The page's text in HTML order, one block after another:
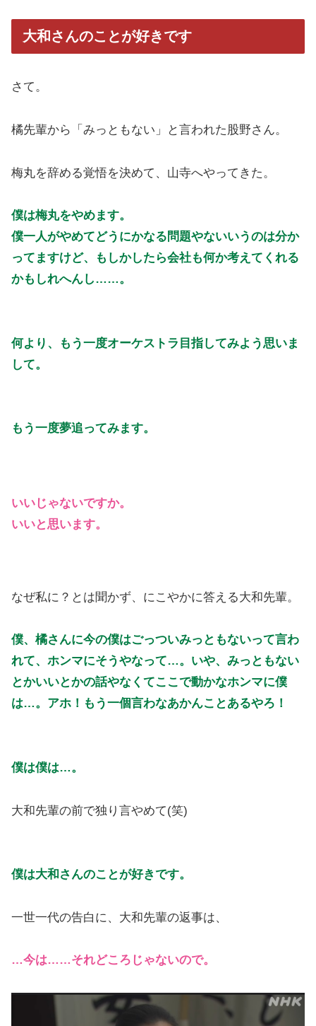
大和さんのことが好きです
さて。
橘先輩から「みっともない」と言われた股野さん。
梅丸を辞める覚悟を決めて、山寺へやってきた。
僕は梅丸をやめます。
僕一人がやめてどうにかなる問題やないいうのは分か
ってますけど、もしかしたら会社も何か考えてくれる
かもしれへんし……。
何より、もう一度オーケストラ目指してみよう思いま
して。
もう一度夢追ってみます。
いいじゃないですか。
いいと思います。
なぜ私に？とは聞かず、にこやかに答える大和先輩。
僕、橘さんに今の僕はごっついみっともないって言わ
れて、ホンマにそうやなって…。いや、みっともない
とかいいとかの話やなくてここで動かなホンマに僕
は…。アホ！もう一個言わなあかんことあるやろ！
僕は僕は…。
大和先輩の前で独り言やめて(笑)
僕は大和さんのことが好きです。
一世一代の告白に、大和先輩の返事は、
…今は……それどころじゃないので。